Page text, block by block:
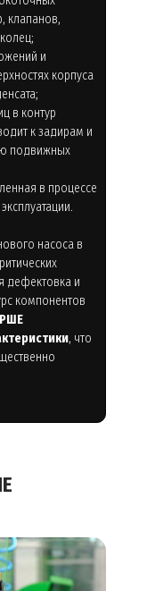
клапанов,
и
корпуса
в контур
к задирам и
подвижных
в процессе
насоса в
дефектовка и
компонентов
, что